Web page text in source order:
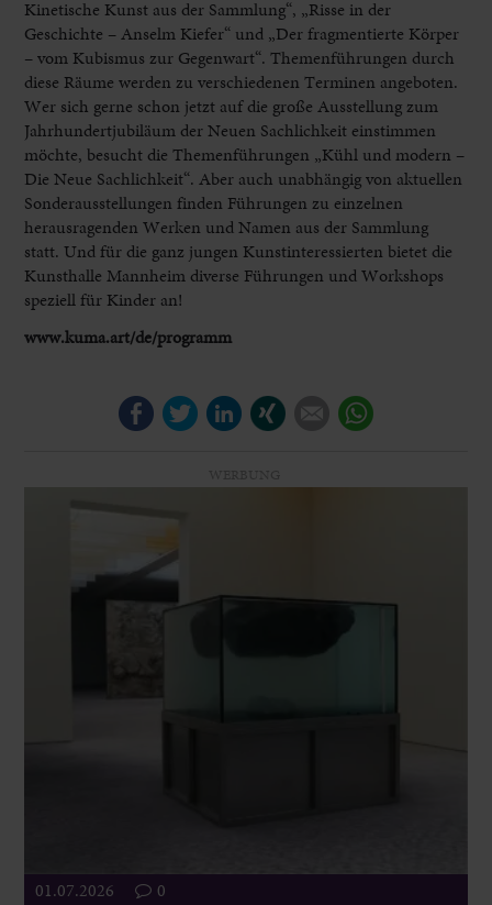
Kinetische Kunst aus der Sammlung“, „Risse in der
Geschichte – Anselm Kiefer“ und „Der fragmentierte Körper
– vom Kubismus zur Gegenwart“. Themenführungen durch
diese Räume werden zu verschiedenen Terminen angeboten.
Wer sich gerne schon jetzt auf die große Ausstellung zum
Jahrhundertjubiläum der Neuen Sachlichkeit einstimmen
möchte, besucht die Themenführungen „Kühl und modern –
Die Neue Sachlichkeit“. Aber auch unabhängig von aktuellen
Sonderausstellungen finden Führungen zu einzelnen
herausragenden Werken und Namen aus der Sammlung
statt. Und für die ganz jungen Kunstinteressierten bietet die
Kunsthalle Mannheim diverse Führungen und Workshops
speziell für Kinder an!
www.kuma.art/de/programm
FacebookTwitterLinkedIn E-mail
01.07.2026 0